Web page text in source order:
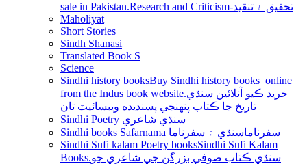
sale in Pakistan.Research and Criticism-تحقيق ۽ تنقيد
Maholiyat
Short Stories
Sindh Shanasi
Translated Book S
Science
Sindhi history booksBuy Sindhi history books online
from the Indus book website.خريد ڪيو آنلائين سنڌي
تاريخ جا ڪتاب پنھنجي پسنديده ويبسائيٽ تان
Sindhi Poetry سنڌي شاعري
Sindhi books Safarnama سفرناماسنڌي ۾ سفرناما
Sindhi Sufi kalam Poetry booksSindhi Sufi Kalam
Books.سنڌي ڪتاب صوفي بزرگن جي شاعري جو